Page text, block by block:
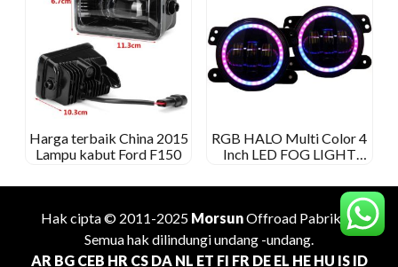
Harga terbaik China 2015
Lampu kabut Ford F150
RGB HALO Multi Color 4
Inch LED FOG LIGHT
Bluetooth Remote Control
Hak cipta © 2011-2025 MorsunOffroad Pabrikan.
Semua hak dilindungi undang -undang.
AR BG CEB HR CS DA NL ET FI FR DE EL HE HU IS ID